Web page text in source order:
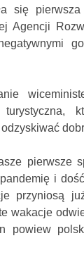
się
Agencji
pierwsze
i
przyniosą
wakacje
powiew